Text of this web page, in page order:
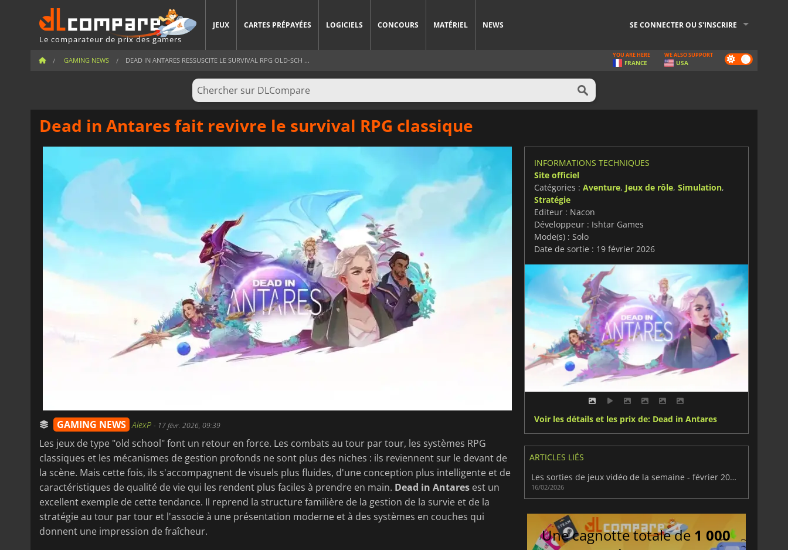
Le comparateur de prix des gamers
JEUX CARTES PRÉPAYÉES LOGICIELS CONCOURS MATÉRIEL NEWS SE CONNECTER OU S'INSCRIRE
GAMING NEWS DEAD IN ANTARES RESSUSCITE LE SURVIVAL RPG OLD-SCH ... Dark
mode
YOU ARE HERE
FRANCE
WE ALSO SUPPORT
USA
Dead in Antares fait revivre le survival RPG classique
GAMING NEWS AlexP - 17 févr. 2026, 09:39
Les jeux de type "old school" font un retour en force. Les combats au tour par tour, les systèmes RPG
classiques et les mécanismes de gestion profonds ne sont plus des niches : ils reviennent sur le devant de
la scène. Mais cette fois, ils s'accompagnent de visuels plus fluides, d'une conception plus intelligente et de
caractéristiques de qualité de vie qui les rendent plus faciles à prendre en main. Dead in Antares est un
excellent exemple de cette tendance. Il reprend la structure familière de la gestion de la survie et de la
stratégie au tour par tour et l'associe à une présentation moderne et à des systèmes en couches qui
donnent une impression de fraîcheur.
INFORMATIONS TECHNIQUES
Site officiel
Catégories : Aventure, Jeux de rôle, Simulation,
Stratégie
Editeur : Nacon
Développeur : Ishtar Games
Mode(s) : Solo
Date de sortie : 19 février 2026
Voir les détails et les prix de: Dead in Antares
ARTICLES LIÉS
Les sorties de jeux vidéo de la semaine - février 2026 (semaine 8)
16/02/2026
Une cagnotte totale de 1 000